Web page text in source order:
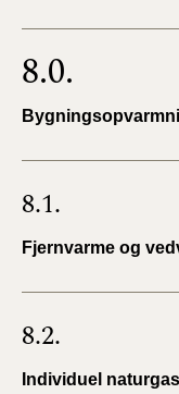
8.0.
8.1.
Fjernvarme og
8.2.
Individuel